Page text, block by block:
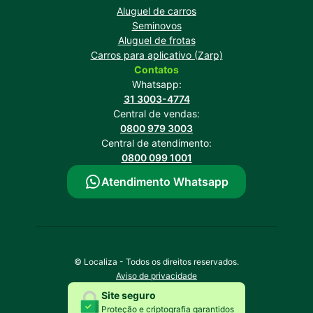
Aluguel de carros
Seminovos
Aluguel de frotas
Carros para aplicativo (Zarp)
Contatos
Atendimento Whatsapp
Whatsapp:
31 3003-4774
Central de vendas:
0800 979 3003
Central de atendimento:
0800 099 1001
© Localiza - Todos os direitos reservados.
Aviso de privacidade
Site seguro
Proteção e criptografia garantidos